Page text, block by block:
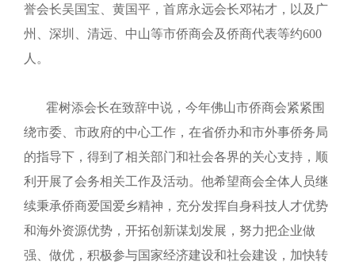
誉会长吴国宝、黄国平，首席永远会长邓祐才，以及广
州、深圳、清远、中山等市侨商会及侨商代表等约600
人。
霍树添会长在致辞中说，今年佛山市侨商会紧紧围
绕市委、市政府的中心工作，在省侨办和市外事侨务局
的指导下，得到了相关部门和社会各界的关心支持，顺
利开展了会务相关工作及活动。他希望商会全体人员继
续秉承侨商爱国爱乡精神，充分发挥自身科技人才优势
和海外资源优势，开拓创新谋划发展，努力把企业做
强、做优，积极参与国家经济建设和社会建设，加快转